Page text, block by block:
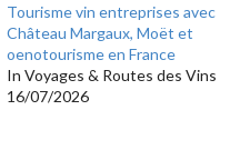
Tourisme vin entreprises avec
Château Margaux, Moët et
oenotourisme en France
In Voyages & Routes des Vins
16/07/2026